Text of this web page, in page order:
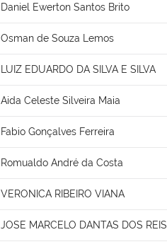
Daniel Ewerton Santos Brito
Osman de Souza Lemos
LUIZ EDUARDO DA SILVA E SILVA
Aida Celeste Silveira Maia
Fabio Gonçalves Ferreira
Romualdo André da Costa
VERONICA RIBEIRO VIANA
JOSE MARCELO DANTAS DOS REIS